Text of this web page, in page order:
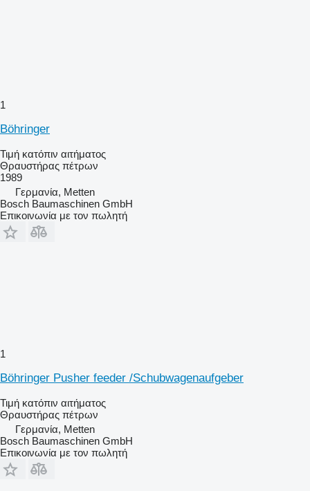
1
Böhringer
Τιμή κατόπιν αιτήματος
Θραυστήρας πέτρων
1989
Γερμανία, Metten
Bosch Baumaschinen GmbH
Επικοινωνία με τον πωλητή
1
Böhringer Pusher feeder /Schubwagenaufgeber
Τιμή κατόπιν αιτήματος
Θραυστήρας πέτρων
Γερμανία, Metten
Bosch Baumaschinen GmbH
Επικοινωνία με τον πωλητή